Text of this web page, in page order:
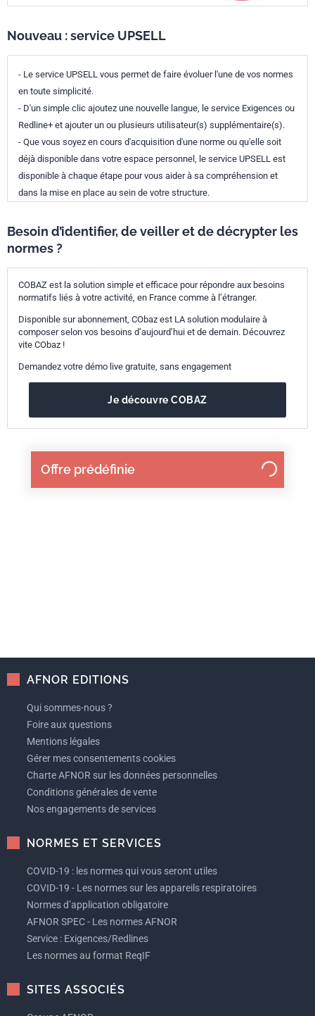
Offre prédéfinie
Nouveau : service UPSELL
- Le service UPSELL vous permet de faire évoluer l'une de vos normes
en toute simplicité.
- D'un simple clic ajoutez une nouvelle langue, le service Exigences ou
Redline+ et ajouter un ou plusieurs utilisateur(s) supplémentaire(s).
- Que vous soyez en cours d'acquisition d'une norme ou qu'elle soit
déjà disponible dans votre espace personnel, le service UPSELL est
disponible à chaque étape pour vous aider à sa compréhension et
dans la mise en place au sein de votre structure.
Besoin d’identifier, de veiller et de décrypter les
normes ?
COBAZ est la solution simple et efficace pour répondre aux besoins
normatifs liés à votre activité, en France comme à l’étranger.
Disponible sur abonnement, CObaz est LA solution modulaire à
composer selon vos besoins d’aujourd’hui et de demain. Découvrez
vite CObaz !
Demandez votre démo live gratuite, sans engagement
Je découvre COBAZ
AFNOR EDITIONS
Qui sommes-nous ?
Foire aux questions
Mentions légales
Gérer mes consentements cookies
Charte AFNOR sur les données personnelles
Conditions générales de vente
Nos engagements de services
NORMES ET SERVICES
COVID-19 : les normes qui vous seront utiles
COVID-19 - Les normes sur les appareils respiratoires
Normes d’application obligatoire
AFNOR SPEC - Les normes AFNOR
Service : Exigences/Redlines
Les normes au format ReqIF
SITES ASSOCIÉS